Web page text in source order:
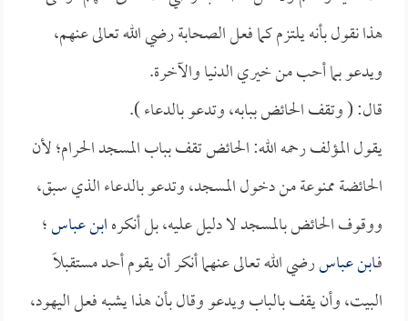
هذا نقول بأنه يلتزم كما فعل الصحابة رضي الله تعالى عنهم،
ويدعو بما أحب من خيري الدنيا والآخرة.
قال: ( وتقف الحائض ببابه، وتدعو بالدعاء ).
يقول المؤلف رحمه الله: الحائض تقف بباب المسجد الحرام؛ لأن
الحائضة ممنوعة من دخول المسجد، وتدعو بالدعاء الذي سبق،
ووقوف الحائض بالمسجد لا دليل عليه، بل أنكرهابن عباس؛
فـابن عباسرضي الله تعالى عنهما أنكر أن يقوم أحد مستقبلاً
البيت، وأن يقف بالباب ويدعو وقال بأن هذا يشبه فعل اليهود،